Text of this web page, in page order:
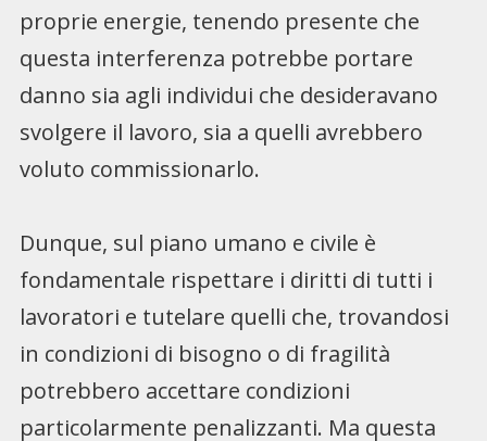
proprie energie, tenendo presente che
questa interferenza potrebbe portare
danno sia agli individui che desideravano
svolgere il lavoro, sia a quelli avrebbero
voluto commissionarlo.
Dunque, sul piano umano e civile è
fondamentale rispettare i diritti di tutti i
lavoratori e tutelare quelli che, trovandosi
in condizioni di bisogno o di fragilità
potrebbero accettare condizioni
particolarmente penalizzanti. Ma questa